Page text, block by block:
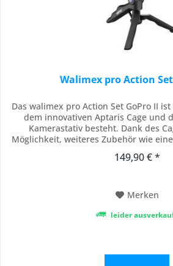
Walimex pro Action
Das walimex pro Action Set GoPro II
dem innovativen Aptaris Cage und
Kamerastativ besteht. Dank des
Möglichkeit, weiteres Zubehör wie
Multifunktionsgriff sorgt für ein
149,90 € *
Merken
leider